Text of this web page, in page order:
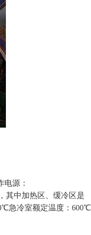
源：
其中加热区、缓冷区是
急冷室额定温度：600℃